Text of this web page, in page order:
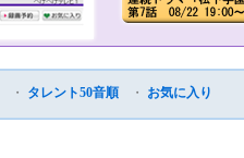
・ タレント50音順 ・ お気に入り